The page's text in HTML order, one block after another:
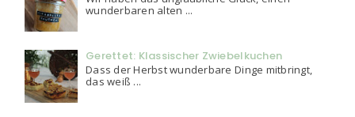
wunderbaren alten ...
Gerettet: Klassischer Zwiebelkuchen
Dass der Herbst wunderbare Dinge mitbringt,
das weiß ...